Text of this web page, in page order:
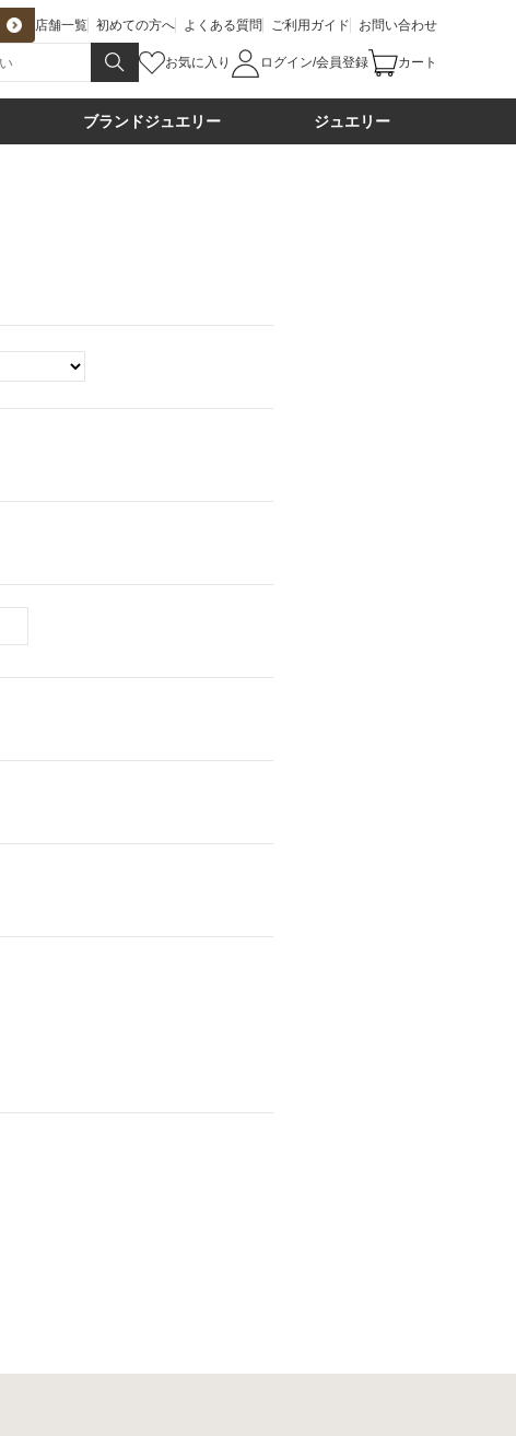
店舗一覧 初めての方へ よくある質問 ご利用ガイド お問い合わせ
お気に入り ログイン/会員登録 カート
ブランドジュエリー ジュエリー